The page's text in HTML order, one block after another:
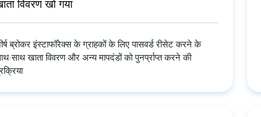
विवरण खो गया
ब्रोकर इंस्टाफॉरेक्स के ग्राहकों के लिए पासवर्ड रीसेट करने के
साथ खाता विवरण और अन्य मापदंडों को पुनर्प्राप्त करने की